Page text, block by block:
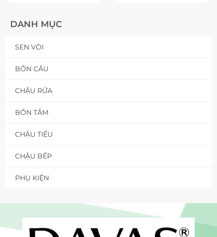
DANH MỤC
SEN VÒI
BỒN CẦU
CHẬU RỬA
BỒN TẮM
CHẬU TIỂU
CHẬU BẾP
PHỤ KIỆN